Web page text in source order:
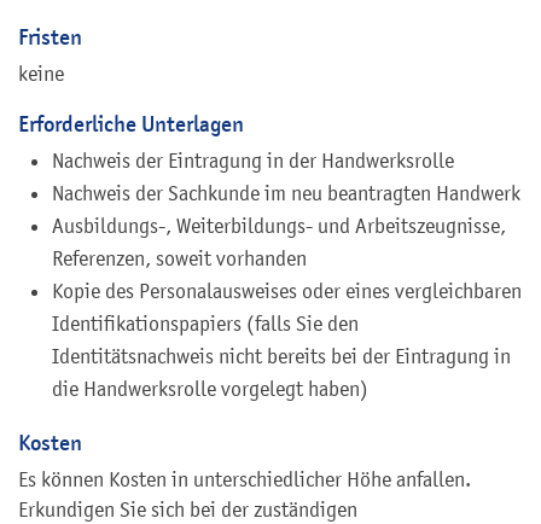
Fristen
keine
Erforderliche Unterlagen
Nachweis der Eintragung in der Handwerksrolle
Nachweis der Sachkunde im neu beantragten Handwerk
Ausbildungs-, Weiterbildungs- und Arbeitszeugnisse,
Referenzen, soweit vorhanden
Kopie des Personalausweises oder eines vergleichbaren
Identifikationspapiers (falls Sie den
Identitätsnachweis nicht bereits bei der Eintragung in
die Handwerksrolle vorgelegt haben)
Kosten
Es können Kosten in unterschiedlicher Höhe anfallen.
Erkundigen Sie sich bei der zuständigen